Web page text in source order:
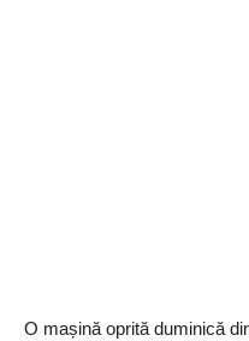
O mașină oprită duminică